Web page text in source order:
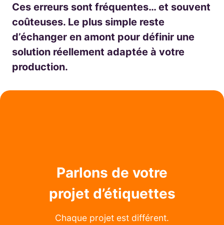
Ces erreurs sont fréquentes… et souvent
coûteuses. Le plus simple reste
d’échanger en amont pour définir une
solution réellement adaptée à votre
production.
Parlons de votre
projet d’étiquettes
Chaque projet est différent.